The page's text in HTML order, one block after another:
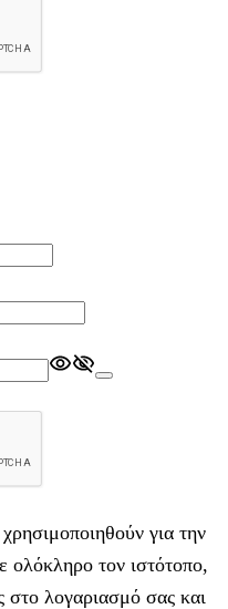
για την
ολόκληρο τον ιστότοπο,
στο λογαριασμό σας και